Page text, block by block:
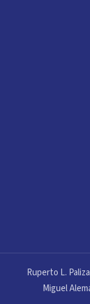
Ruperto L.
Miguel